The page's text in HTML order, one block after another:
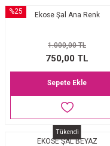
%25 Ekose Şal Ana Renk
1.000,00 TL
750,00 TL
Sepete Ekle
Tükendi
EKOSE ŞAL BEYAZ